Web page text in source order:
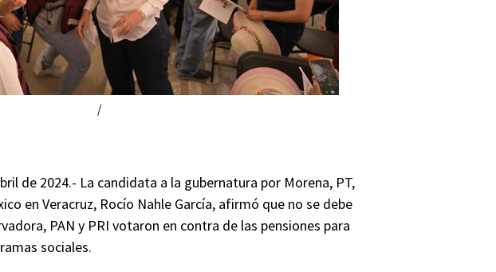
/
de 2024.- La candidata a la gubernatura por Morena, PT,
en Veracruz, Rocío Nahle García, afirmó que no se debe
PAN y PRI votaron en contra de las pensiones para
sociales.